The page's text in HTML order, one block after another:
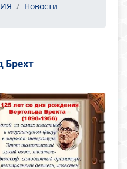
Новости
Брехт